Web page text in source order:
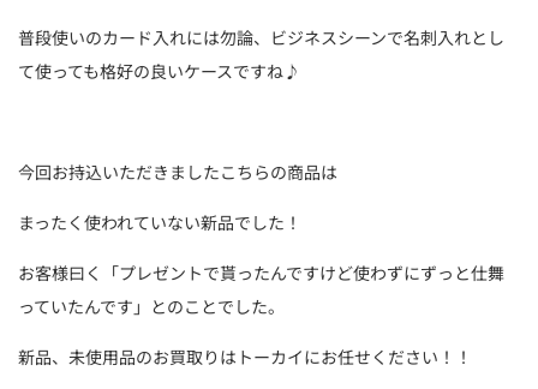
普段使いのカード入れには勿論、ビジネスシーンで名刺入れとし
て使っても格好の良いケースですね♪
今回お持込いただきましたこちらの商品は
まったく使われていない新品でした！
お客様曰く「プレゼントで貰ったんですけど使わずにずっと仕舞
っていたんです」とのことでした。
新品、未使用品のお買取りはトーカイにお任せください！！